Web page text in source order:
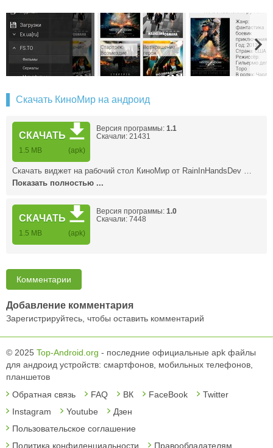
Скачать КиноМир на андроид
СКАЧАТЬ
1.5 MB (apk)
Версия программы: 1.1
Скачали: 21431
Скачать виджет на рабочий стол КиноМир от RainInHandsDev …
Показать полностью ...
СКАЧАТЬ
1.5 MB (apk)
Версия программы: 1.0
Скачали: 7448
Комментарии
Добавление комментария
Зарегистрируйтесь, чтобы оставить комментарий
© 2025 Top-Android.org - последние официальные apk файлы
для андроид устройств: смартфонов, мобильных телефонов,
планшетов
Обратная связь
FAQ ВК FaceBook
Twitter
Instagram
Youtube
Дзен
Пользовательское соглашение
Политика конфиденциальности
Правообладателям